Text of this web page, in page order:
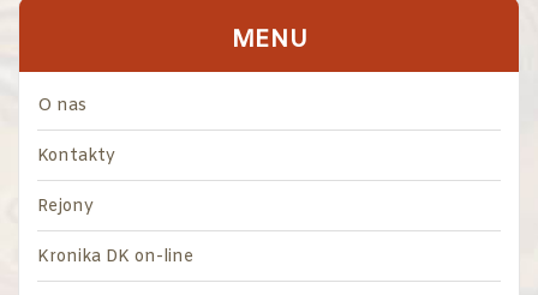
MENU
O nas
Kontakty
Rejony
Kronika DK on-line